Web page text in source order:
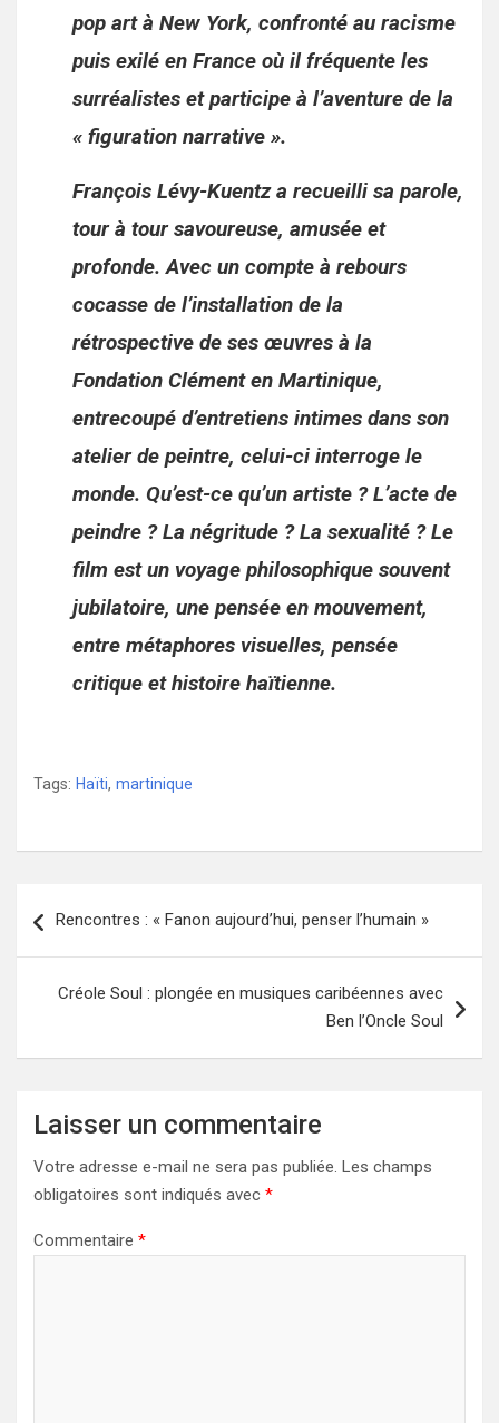
pop art à New York, confronté au racisme
puis exilé en France où il fréquente les
surréalistes et participe à l’aventure de la
« figuration narrative ».
François Lévy-Kuentz a recueilli sa parole,
tour à tour savoureuse, amusée et
profonde. Avec un compte à rebours
cocasse de l’installation de la
rétrospective de ses œuvres à la
Fondation Clément en Martinique,
entrecoupé d’entretiens intimes dans son
atelier de peintre, celui-ci interroge le
monde. Qu’est-ce qu’un artiste ? L’acte de
peindre ? La négritude ? La sexualité ? Le
film est un voyage philosophique souvent
jubilatoire, une pensée en mouvement,
entre métaphores visuelles, pensée
critique et histoire haïtienne.
Tags: Haïti, martinique
de
Rencontres : « Fanon aujourd’hui, penser l’humain »
Créole Soul : plongée en musiques caribéennes avec
Ben l’Oncle Soul
Laisser un commentaire
Votre adresse e-mail ne sera pas publiée. Les champs
obligatoires sont indiqués avec *
Commentaire *